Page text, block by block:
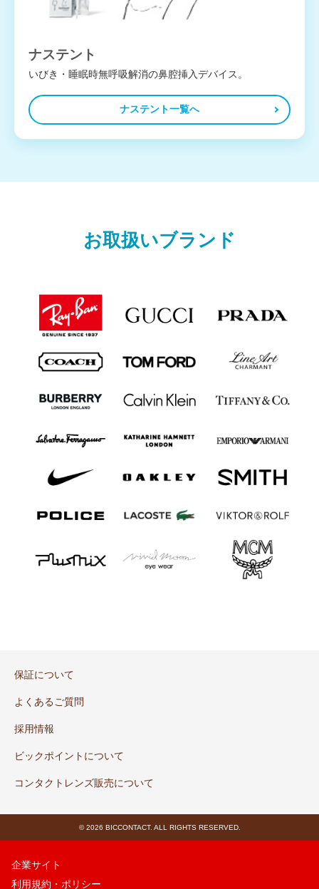
ナステント
いびき・睡眠時無呼吸解消の鼻腔挿入デバイス。
ナステント一覧へ
お取扱いブランド
保証について
よくあるご質問
採用情報
ビックポイントについて
コンタクトレンズ販売について
© 2026 BICCONTACT. ALL RIGHTS RESERVED.
企業サイト
利用規約・ポリシー